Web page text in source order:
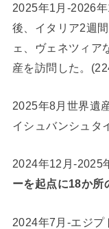
2025年1月-2026
後、イタリア2週
ェ、ヴェネツィア
産を訪問した。
2025年8月世界遺
イシュバンシュタ
2024年12月-2025
ーを起点に18か所
2024年7月-エジプ